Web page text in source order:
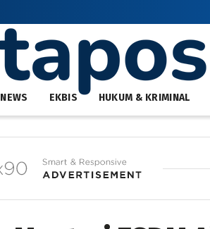
NEWS EKBIS HUKUM & KRIMINAL